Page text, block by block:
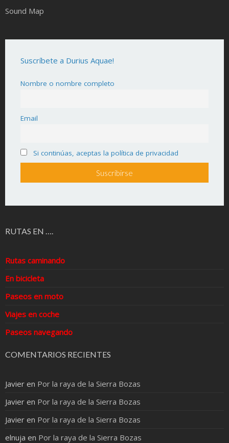
Sound Map
Suscríbete a Durius Aquae!
Nombre o nombre completo
Email
Si continúas, aceptas la política de privacidad
RUTAS EN ….
Rutas caminando
En bicicleta
Paseos en moto
Viajes en coche
Paseos navegando
COMENTARIOS RECIENTES
Javier en Por la raya de la Sierra Bozas
Javier en Por la raya de la Sierra Bozas
Javier en Por la raya de la Sierra Bozas
elnuja en Por la raya de la Sierra Bozas